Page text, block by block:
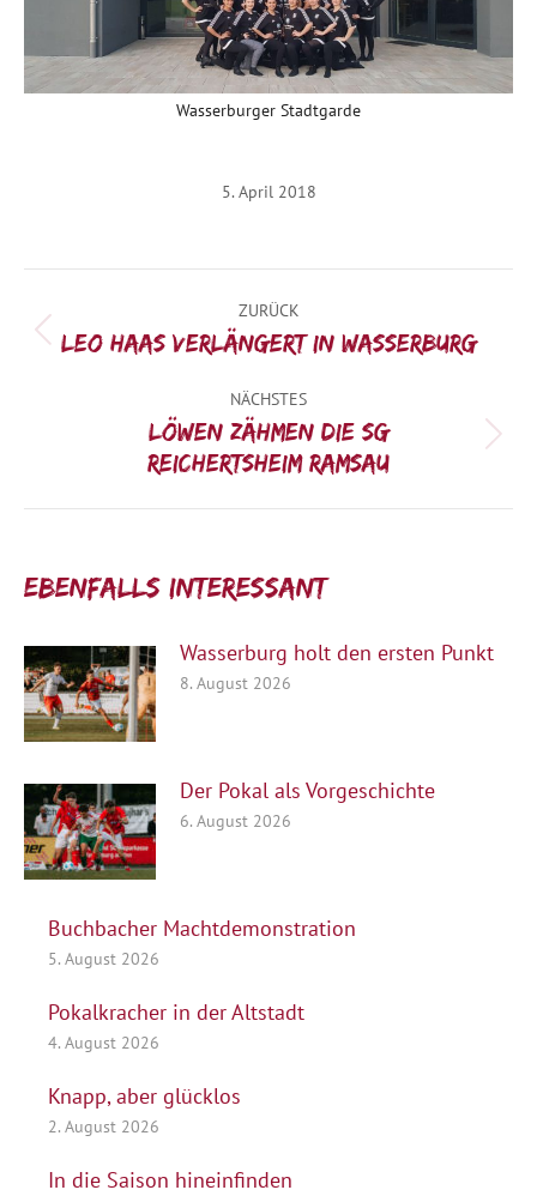
Wasserburger Stadtgarde
5. April 2018
ZURÜCK
Vorheriger
Leo Haas verlängert in Wasserburg
NÄCHSTES
Nächster
Beitrag:
Löwen zähmen die SG
Reichertsheim/Ramsau
Ebenfalls interessant:
Wasserburg holt den ersten Punkt
8. August 2026
Der Pokal als Vorgeschichte
6. August 2026
Buchbacher Machtdemonstration
5. August 2026
Pokalkracher in der Altstadt
4. August 2026
Knapp, aber glücklos
2. August 2026
In die Saison hineinfinden